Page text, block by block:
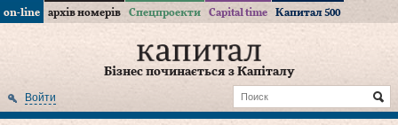
on-line архів номерів Спецпроекти Capital time Капитал 500
Бізнес починається з Капіталу
Войти